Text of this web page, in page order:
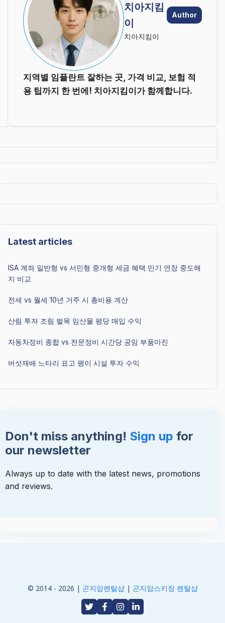
치아지킴
이
Author
치아지킴이
지역별 임플란트 잘하는 곳, 가격 비교, 보험 적
용 팁까지 한 번에! 치아지킴이가 함께합니다.
Latest articles
ISA 계좌 일반형 vs 서민형 중개형 세금 혜택 만기 연장 중도해
지 비교
전세 vs 월세 10년 거주 시 총비용 계산
산림 투자 조림 벌목 임산물 평당 매입 수익
자동차정비 종합 vs 전문정비 시간당 공임 부품마진
버섯재배 느타리 표고 팽이 시설 투자 수익
Don't miss anything! Sign up for
our newsletter
Always up to date with the latest news, promotions
and reviews.
© 2014 - 2026 | 곤지암렌탈샵| 곤지암스키장 렌탈샵